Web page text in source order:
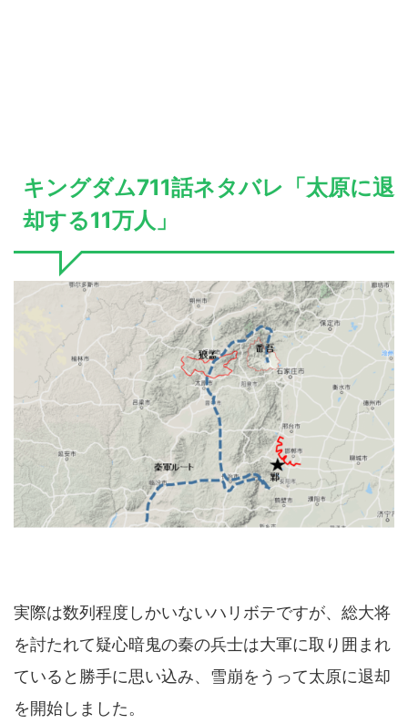
キングダム711話ネタバレ「太原に退
却する11万人」
実際は数列程度しかいないハリボテですが、総大将
を討たれて疑心暗鬼の秦の兵士は大軍に取り囲まれ
ていると勝手に思い込み、雪崩をうって太原に退却
を開始しました。